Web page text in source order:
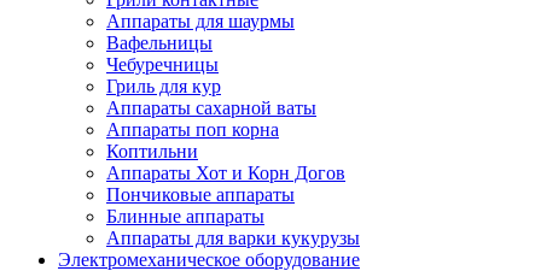
Аппараты для шаурмы
Вафельницы
Чебуречницы
Гриль для кур
Аппараты сахарной ваты
Аппараты поп корна
Коптильни
Аппараты Хот и Корн Догов
Пончиковые аппараты
Блинные аппараты
Аппараты для варки кукурузы
Электромеханическое оборудование